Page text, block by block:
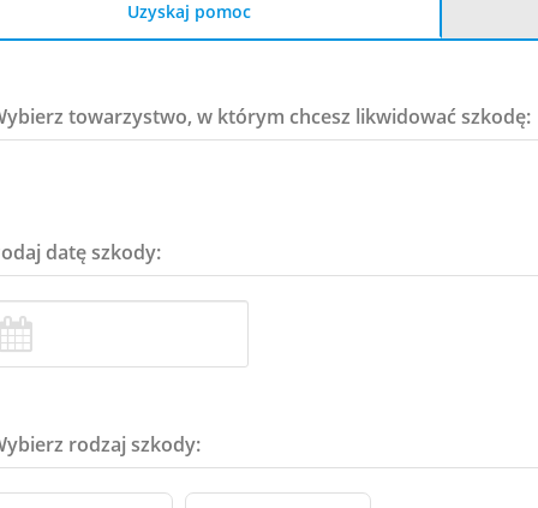
Uzyskaj pomoc
towarzystwo, w którym chcesz likwidować szkodę:
datę szkody:
rodzaj szkody: